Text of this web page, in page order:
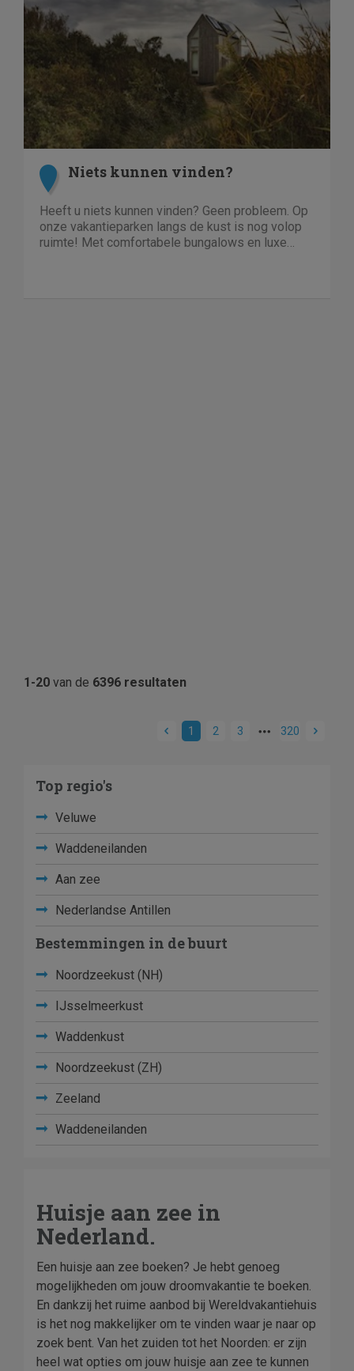
Niets kunnen vinden?
Heeft u niets kunnen vinden? Geen probleem. Op
onze vakantieparken langs de kust is nog volop
ruimte! Met comfortabele bungalows en luxe
1-20 van de 6396 resultaten
1 2 3 320
Top regio's
Veluwe
Waddeneilanden
Aan zee
Nederlandse Antillen
Bestemmingen in de buurt
Noordzeekust (NH)
IJsselmeerkust
Waddenkust
Noordzeekust (ZH)
Zeeland
Waddeneilanden
Huisje aan zee in
Nederland.
Een huisje aan zee boeken? Je hebt genoeg
mogelijkheden om jouw droomvakantie te boeken.
En dankzij het ruime aanbod bij Wereldvakantiehuis
is het nog makkelijker om te vinden waar je naar op
zoek bent. Van het zuiden tot het Noorden: er zijn
heel wat opties om jouw huisje aan zee te kunnen